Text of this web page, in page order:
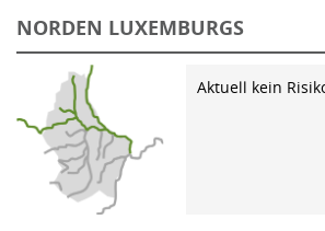
NORDEN LUXEMBURGS
Aktuell kein